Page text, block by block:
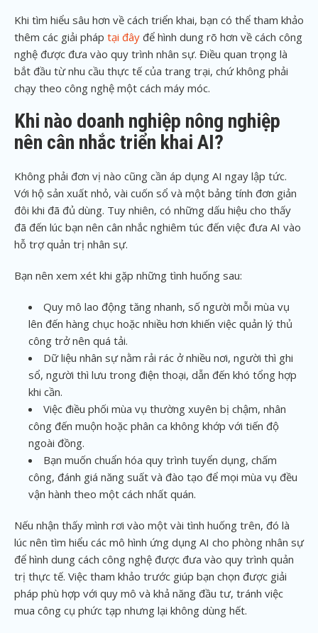
Khi tìm hiểu sâu hơn về cách triển khai, bạn có thể tham khảo
thêm các giải pháp tại đây để hình dung rõ hơn về cách công
nghệ được đưa vào quy trình nhân sự. Điều quan trọng là
bắt đầu từ nhu cầu thực tế của trang trại, chứ không phải
chạy theo công nghệ một cách máy móc.
Khi nào doanh nghiệp nông nghiệp
nên cân nhắc triển khai AI?
Không phải đơn vị nào cũng cần áp dụng AI ngay lập tức.
Với hộ sản xuất nhỏ, vài cuốn sổ và một bảng tính đơn giản
đôi khi đã đủ dùng. Tuy nhiên, có những dấu hiệu cho thấy
đã đến lúc bạn nên cân nhắc nghiêm túc đến việc đưa AI vào
hỗ trợ quản trị nhân sự.
Bạn nên xem xét khi gặp những tình huống sau:
Quy mô lao động tăng nhanh, số người mỗi mùa vụ
lên đến hàng chục hoặc nhiều hơn khiến việc quản lý thủ
công trở nên quá tải.
Dữ liệu nhân sự nằm rải rác ở nhiều nơi, người thì ghi
sổ, người thì lưu trong điện thoại, dẫn đến khó tổng hợp
khi cần.
Việc điều phối mùa vụ thường xuyên bị chậm, nhân
công đến muộn hoặc phân ca không khớp với tiến độ
ngoài đồng.
Bạn muốn chuẩn hóa quy trình tuyển dụng, chấm
công, đánh giá năng suất và đào tạo để mọi mùa vụ đều
vận hành theo một cách nhất quán.
Nếu nhận thấy mình rơi vào một vài tình huống trên, đó là
lúc nên tìm hiểu các mô hình ứng dụng AI cho phòng nhân sự
để hình dung cách công nghệ được đưa vào quy trình quản
trị thực tế. Việc tham khảo trước giúp bạn chọn được giải
pháp phù hợp với quy mô và khả năng đầu tư, tránh việc
mua công cụ phức tạp nhưng lại không dùng hết.